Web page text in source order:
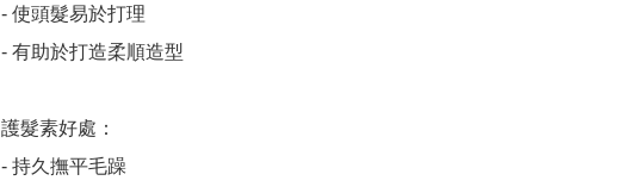
- 使頭髮易於打理
- 有助於打造柔順造型
護髮素好處：
- 持久撫平毛躁